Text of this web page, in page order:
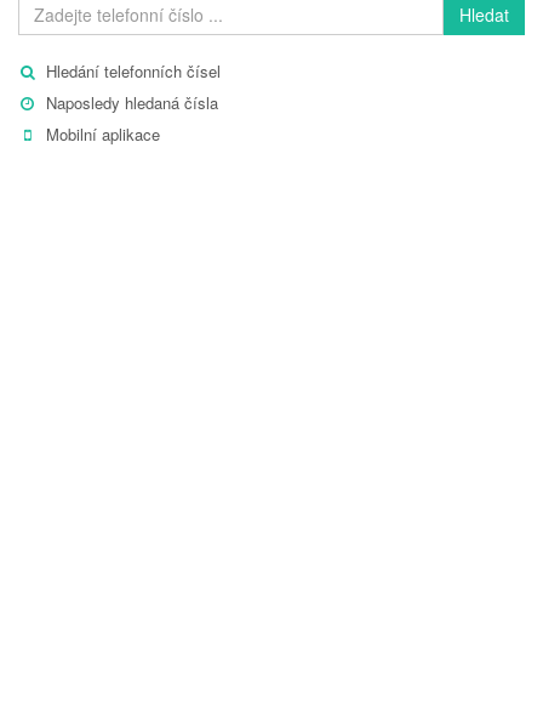
Hledat
Hledání telefonních čísel
Naposledy hledaná čísla
Mobilní aplikace